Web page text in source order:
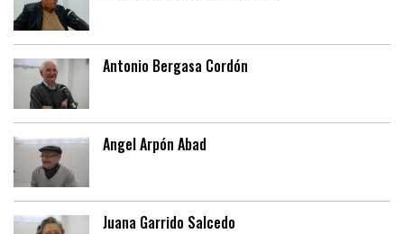
Antonio Bergasa Cordón
Angel Arpón Abad
Juana Garrido Salcedo